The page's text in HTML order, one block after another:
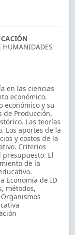
HUMANIDADES
en las ciencias
económico.
económico y su
de Producción,
Las teorías
Los aportes de la
y costos de la
Criterios
presupuesto. El
de la
Economía de ID
métodos,